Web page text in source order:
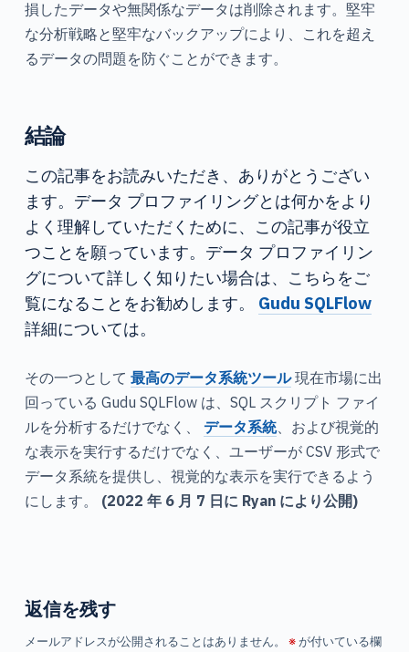
損したデータや無関係なデータは削除されます。堅牢
な分析戦略と堅牢なバックアップにより、これを超え
るデータの問題を防ぐことができます。
結論
この記事をお読みいただき、ありがとうござい
ます。データ プロファイリングとは何かをより
よく理解していただくために、この記事が役立
つことを願っています。データ プロファイリン
グについて詳しく知りたい場合は、こちらをご
覧になることをお勧めします。 Gudu SQLFlow
詳細については。
その一つとして 最高のデータ系統ツール現在市場に出
回っている Gudu SQLFlow は、SQL スクリプト ファイ
ルを分析するだけでなく、 データ系統、および視覚的
な表示を実行するだけでなく、ユーザーが CSV 形式で
データ系統を提供し、視覚的な表示を実行できるよう
にします。 (2022 年 6 月 7 日に Ryan により公開)
返信を残す
メールアドレスが公開されることはありません。 ※が付いている欄